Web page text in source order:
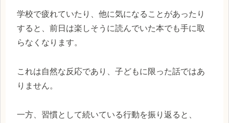
学校で疲れていたり、他に気になることがあったり
すると、前日は楽しそうに読んでいた本でも手に取
らなくなります。
これは自然な反応であり、子どもに限った話ではあ
りません。
一方、習慣として続いている行動を振り返ると、